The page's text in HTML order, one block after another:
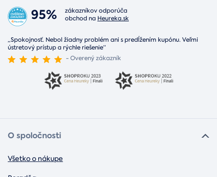
95%
zákazníkov odporúča
obchod na Heureka.sk
„Spokojnosť. Nebol žiadny problém ani s predĺžením kupónu. Veľmi
ústretový prístup a rýchle riešenie“
- Overený zákazník
O spoločnosti
Všetko o nákupe